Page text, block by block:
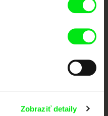
Zobraziť detaily
združených pod Doc Alliance.